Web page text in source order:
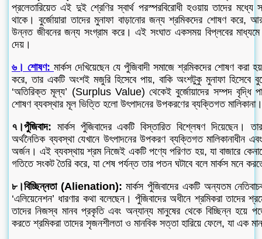
প্রলেতারিয়েত এই দুই শ্রেণির স্বার্থ পরস্পরবিরোধী হওয়ায় তাদের মধ্যে
থাকে। বুর্জোয়ারা তাদের মুনাফা বাড়ানোর জন্য শ্রমিকদের শোষণ করে,
উন্নত জীবনের জন্য সংগ্রাম করে। এই সংঘাত একসময় বিপ্লবের মাধ্যমে
দেয়।
৬। শোষণ: মার্কস দেখিয়েছেন যে পুঁজিবাদী সমাজে শ্রমিকদের শোষণ করা
করে, তার একটি অংশই মজুরি হিসেবে পায়, বাকি অংশটুকু মুনাফা হিসেবে
‘অতিরিক্ত মূল্য’ (Surplus Value) থেকেই বুর্জোয়াদের সম্পদ বৃদ্ধি
শোষণ ব্যবস্থার মূল ভিত্তি হলো উৎপাদনের উপকরণের ব্যক্তিগত মালিকানা।
৭।পুঁজিবাদ: মার্কস পুঁজিবাদের একটি বিস্তারিত বিশ্লেষণ দিয়েছেন।
অর্থনৈতিক ব্যবস্থা যেখানে উৎপাদনের উপকরণ ব্যক্তিগত মালিকানাধীন
অর্জন। এই ব্যবস্থায় শ্রম নিজেই একটি পণ্যে পরিণত হয়, যা বাজারে
গতিতে সংকট তৈরি করে, যা শেষ পর্যন্ত তার পতন ঘটাবে বলে মার্কস মনে
৮।বিচ্ছিন্নতা (Alienation):মার্কস পুঁজিবাদের একটি অন্যতম
‘এলিয়েনেশন’ ধারণার কথা বলেছেন। পুঁজিবাদের অধীনে শ্রমিকরা তাদের
তাদের নিজস্ব মানব প্রকৃতি এবং অন্যান্য মানুষের থেকে বিচ্ছিন্ন হয়ে
করতে শ্রমিকরা তাদের সৃজনশীলতা ও মানবিক সত্তা হারিয়ে ফেলে, যা এক